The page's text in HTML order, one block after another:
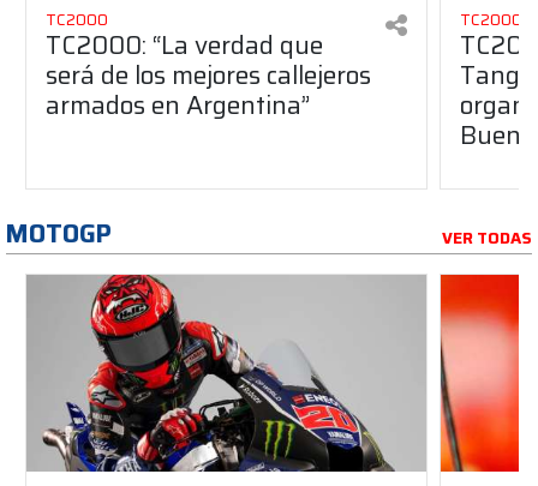
TC2000
TC2000: “La verdad que
será de los mejores callejeros
armados en Argentina”
TC2000
MOTOGP VER TODAS